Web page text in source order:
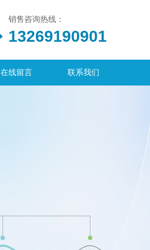
销售咨询热线：
13269190901
在线留言 联系我们